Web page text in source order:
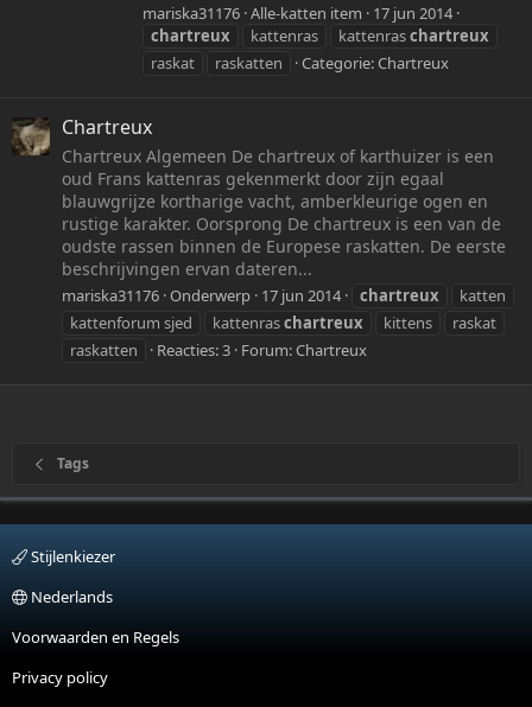
mariska31176 Alle-katten item
17 jun 2014
chartreux
kattenras kattenraschartreux
raskat
raskatten Categorie:Chartreux
Chartreux
Chartreux Algemeen De chartreux of karthuizer is een
oud Frans kattenras gekenmerkt door zijn egaal
blauwgrijze kortharige vacht, amberkleurige ogen en
rustige karakter. Oorsprong De chartreux is een van de
oudste rassen binnen de Europese raskatten. De eerste
beschrijvingen ervan dateren...
mariska31176 Onderwerp 17 jun 2014 chartreux
katten
kattenforum sjed
kattenraschartreux kittens
raskat
raskatten
Reacties: 3 Forum:Chartreux
Tags
Stijlenkiezer
Nederlands
Voorwaarden en Regels
Privacy policy